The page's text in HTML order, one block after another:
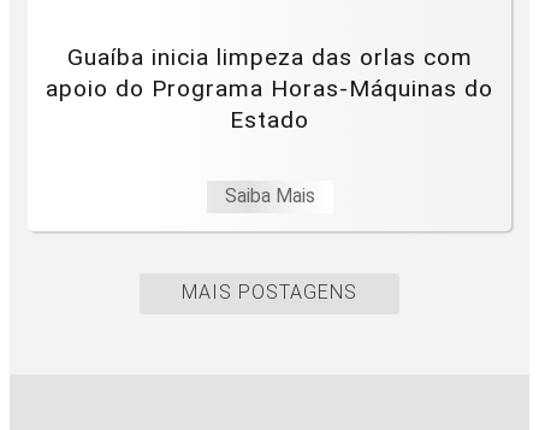
Guaíba inicia limpeza das orlas com
apoio do Programa Horas-Máquinas do
Estado
Saiba Mais
MAIS POSTAGENS